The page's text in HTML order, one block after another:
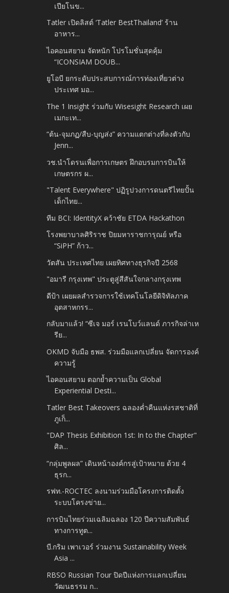
เปียโนข...
Tatler เปิดลิสต์ ‘Tatler Best​Thailand’ ร้าน
อาหาร...
ไอคอนสยาม จัดหนัก โปรโมชั่นสุดคุ้ม
“ICONSIAM DOUB...
ยูโอบี ยกระดับประสบการณ์การท่องเที่ยวต่าง
ประเทศ มอ...
The 1 Insight ร่วมกับ Wisesight Research เผย
เมกะเท...
“ต้น-จุมภฏ/สืบ-บุญส่ง” ความแตกต่างที่ลงตัวกับ
Jenn...
วช.นำโดรนเพื่อการเกษตร​ ฝึกอบรมการบินให้
เกษตรกร​ ผ...
"Talent Everywhere" ปฏิรูปวงการดนตรีไทยปั้น
เด็กไทย...
ทีม BCI: IdentityX คว้าชัย ETDA Hackathon
โรงพยาบาลศิริราช ปิยมหาราชการุณย์ หรือ
“SiPH” ก้าว...
วัตสัน ประเทศไทย เผยทิศทางธุรกิจปี 2568​
"อมารี กรุงเทพ" ประตูสู่สีสันใจกลางกรุงเทพ
ดีป้า เผยผลสำรวจการใช้เทคโนโลยีดิจิทัลภาค
อุตสาหกรร...
กลับมาแล้ว! “ซีเจ มอร์ เรนโบว์แลนด์ ภารกิจล่าเห
รีย...
OKMD จับมือ ธพส. ร่วมมือแลกเปลี่ยน​ จัดการองค์
ความรู้
ไอคอนสยาม ตอกย้ำความเป็น Global
Experiential Desti...
Tatler Best Takeovers ฉลองค่ำคืนแห่งรสชาติที่
ภูเก็...
"DAP Thesis Exhibition 1st: In to the Chapter"
ศิล...
“กลุ่มพูลผล” เดินหน้าองค์กรสู่เป้าหมาย ด้วย 4
ธุรก...
รฟท.-ROCTEC ลงนามร่วมมือโครงการติดตั้ง
ระบบโครงข่าย...
การบินไทยร่วมเฉลิมฉลอง 120 ปีความสัมพันธ์
ทางการทูต...
บี.กริม เพาเวอร์ ร่วมงาน Sustainability Week
Asia ...
RBSO Russian Tour ปิดปีแห่งการแลกเปลี่ยน
วัฒนธรรม ก...